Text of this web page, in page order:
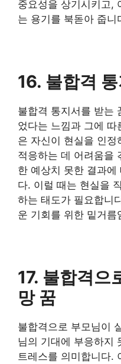
중요성을 상기시키고,
는 용기를 북돋아 줍니
16. 불합격
불합격 통지서를 받는
었다는 느낌과 그에
은 자신이 현실을 인정
적응하는 데 어려움을
한 예상치 못한 결과에
다. 이럴 때는 현실을
하는 태도가 필요합니
운 기회를 위한 밑거름
17. 불합격으
망 꿈
불합격으로 부모님이
님의 기대에 부응하지
트레스를 의미합니다.